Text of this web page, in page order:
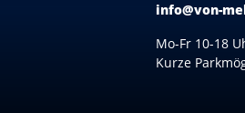
info@von-
Mo-Fr 10-18
Kurze